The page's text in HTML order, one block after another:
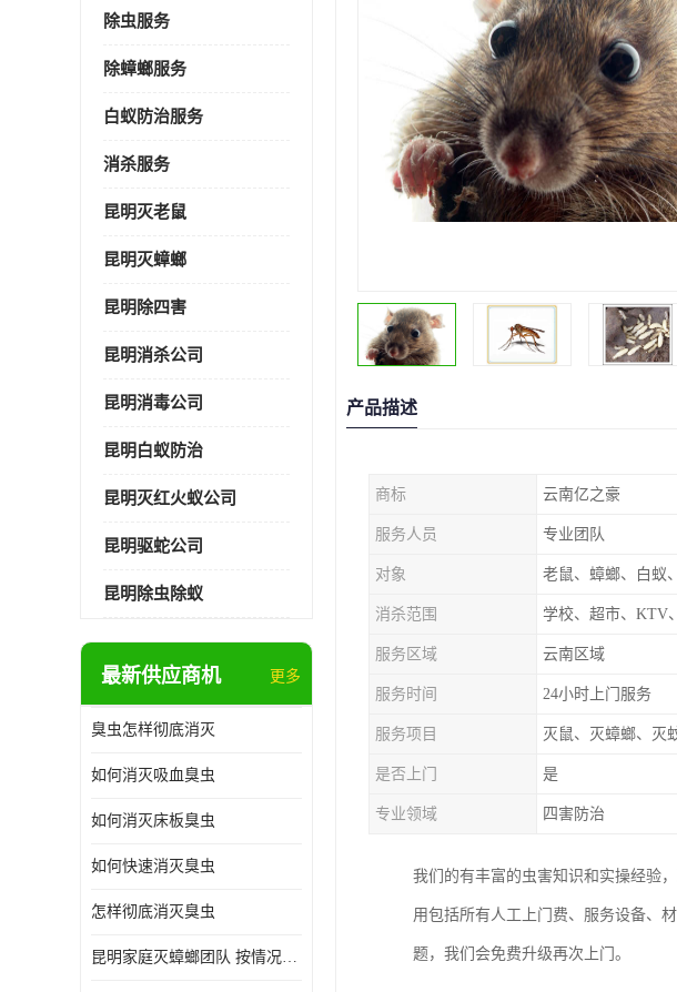
除虫服务
除蟑螂服务
白蚁防治服务
消杀服务
昆明灭老鼠
昆明灭蟑螂
昆明除四害
昆明消杀公司
昆明消毒公司
昆明白蚁防治
昆明灭红火蚁公司
昆明驱蛇公司
昆明除虫除蚁
最新供应商机 更多
臭虫怎样彻底消灭
如何消灭吸血臭虫
如何消灭床板臭虫
如何快速消灭臭虫
怎样彻底消灭臭虫
昆明家庭灭蟑螂团队 按情况提出解决方案
产品描述
商标 云南亿之豪
服务人员 专业团队
对象 老鼠、蟑螂、白蚁
消杀范围 学校、超市、KTV
服务区域 云南区域
服务时间 24小时上门服务
服务项目 灭鼠、灭蟑螂、灭
是否上门 是
专业领域 四害防治
我们的有丰富的虫害知识和实操经验
用包括所有人工上门费、服务设备、
题，我们会免费升级再次上门。